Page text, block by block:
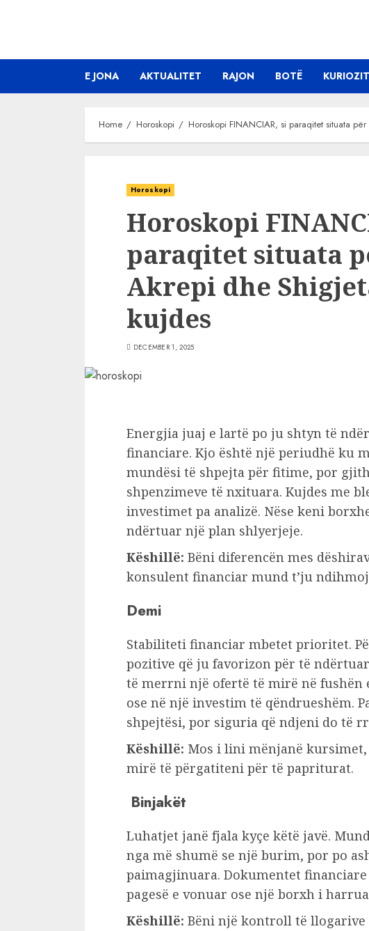
E JONA AKTUALITET RAJON BOTË
Home Horoskopi Horoskopi FINANCIAR, si paraqitet situata
Horoskopi
Horoskopi
paraqitet situata
Akrepi dhe
kujdes
DECEMBER 1, 2025
Energjia juaj e lartë po ju shtyn të
financiare. Kjo është një periudhë ku
mundësi të shpejta për fitime, por
shpenzimeve të nxituara. Kujdes me
investimet pa analizë. Nëse keni
ndërtuar një plan shlyerjeje.
Këshillë: Bëni diferencën mes
konsulent financiar mund t’ju
Demi
Stabiliteti financiar mbetet prioritet.
pozitive që ju favorizon për të
të merrni një ofertë të mirë në fushën
ose në një investim të qëndrueshëm.
shpejtësi, por siguria që ndjeni do të
Këshillë: Mos i lini mënjanë
mirë të përgatiteni për të papriturat.
Binjakët
Luhatjet janë fjala kyçe këtë javë.
nga më shumë se një burim, por po
paimagjinuara. Dokumentet
pagesë e vonuar ose një borxh i
Këshillë: Bëni një kontroll të